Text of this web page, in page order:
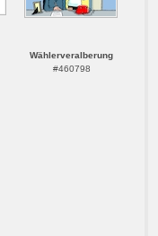
Wählerveralberung
#460798